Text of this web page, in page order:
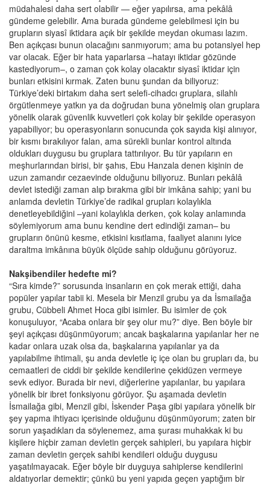
müdahalesi daha sert olabilir — eğer yapılırsa, ama pekâlâ
gündeme gelebilir. Ama burada gündeme gelebilmesi için bu
grupların siyasî iktidara açık bir şekilde meydan okuması lazım.
Ben açıkçası bunun olacağını sanmıyorum; ama bu potansiyel hep
var olacak. Eğer bir hata yaparlarsa –hatayı iktidar gözünde
kastediyorum–, o zaman çok kolay olacaktır siyasî iktidar için
bunları etkisini kırmak. Zaten bunu şundan da biliyoruz:
Türkiye’deki birtakım daha sert selefi-cihadcı gruplara, silahlı
örgütlenmeye yatkın ya da doğrudan buna yönelmiş olan gruplara
yönelik olarak güvenlik kuvvetleri çok kolay bir şekilde operasyon
yapabiliyor; bu operasyonların sonucunda çok sayıda kişi alınıyor,
bir kısmı bırakılıyor falan, ama sürekli bunlar kontrol altında
oldukları duygusu bu gruplara tattırılıyor. Bu tür yapıların en
meşhurlarından birisi, bir şahıs, Ebu Hanzala denen kişinin de
uzun zamandır cezaevinde olduğunu biliyoruz. Bunları pekâlâ
devlet istediği zaman alıp bırakma gibi bir imkâna sahip; yani bu
anlamda devletin Türkiye’de radikal grupları kolaylıkla
denetleyebildiğini –yani kolaylıkla derken, çok kolay anlamında
söylemiyorum ama bunu kendine dert edindiği zaman– bu
grupların önünü kesme, etkisini kısıtlama, faaliyet alanını iyice
daraltma imkânına büyük ölçüde sahip olduğunu görüyoruz.
Nakşibendiler hedefte mi?
“Sıra kimde?” sorusunda insanların en çok merak ettiği, daha
popüler yapılar tabii ki. Mesela bir Menzil grubu ya da İsmailağa
grubu, Cübbeli Ahmet Hoca gibi isimler. Bu isimler de çok
konuşuluyor, “Acaba onlara bir şey olur mu?” diye. Ben böyle bir
şeyi açıkçası düşünmüyorum; ancak başkalarına yapılanlar her ne
kadar onlara uzak olsa da, başkalarına yapılanlar ya da
yapılabilme ihtimali, şu anda devletle iç içe olan bu grupları da, bu
cemaatleri de ciddi bir şekilde kendilerine çekidüzen vermeye
sevk ediyor. Burada bir nevi, diğerlerine yapılanlar, bu yapılara
yönelik bir ibret fonksiyonu görüyor. Şu aşamada devletin
İsmailağa gibi, Menzil gibi, İskender Paşa gibi yapılara yönelik bir
şey yapma ihtiyacı içerisinde olduğunu düşünmüyorum; zaten bir
sorun yaşadıkları da söylenemez, ama şurası muhakkak ki bu
kişilere hiçbir zaman devletin gerçek sahipleri, bu yapılara hiçbir
zaman devletin gerçek sahibi kendileri olduğu duygusu
yaşatılmayacak. Eğer böyle bir duyguya sahiplerse kendilerini
aldatıyorlar demektir; çünkü bu yeni yapıda geçen yaptığım bir